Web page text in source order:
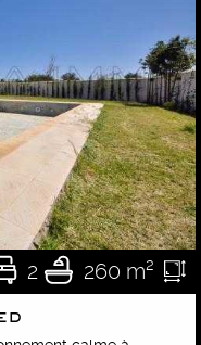
2 260 m²